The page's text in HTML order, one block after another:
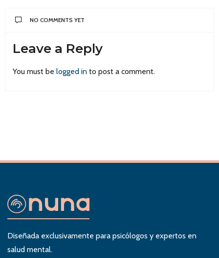
NO COMMENTS YET
Leave a Reply
You must be logged in to post a comment.
Diseñada exclusivamente para psicólogos y expertos en
salud mental.